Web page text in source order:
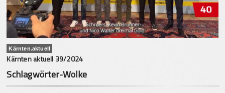
Kärnten.aktuell
Kärnten aktuell 39/2024
Schlagwörter-Wolke